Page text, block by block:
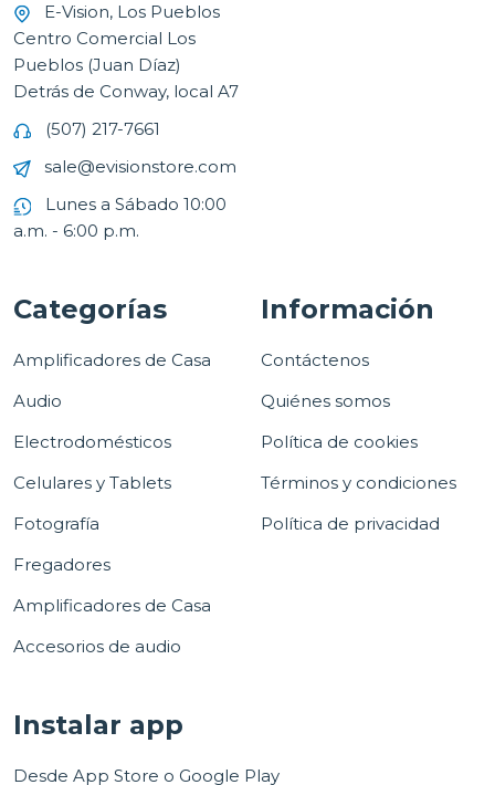
E-Vision, Los Pueblos
Centro Comercial Los
Pueblos (Juan Díaz)
Detrás de Conway, local A7
(507) 217-7661
sale@evisionstore.com
Lunes a Sábado 10:00
a.m. - 6:00 p.m.
Categorías
Amplificadores de Casa
Audio
Electrodomésticos
Celulares y Tablets
Fotografía
Fregadores
Amplificadores de Casa
Accesorios de audio
Información
Contáctenos
Quiénes somos
Política de cookies
Términos y condiciones
Política de privacidad
Instalar app
Desde App Store o Google Play